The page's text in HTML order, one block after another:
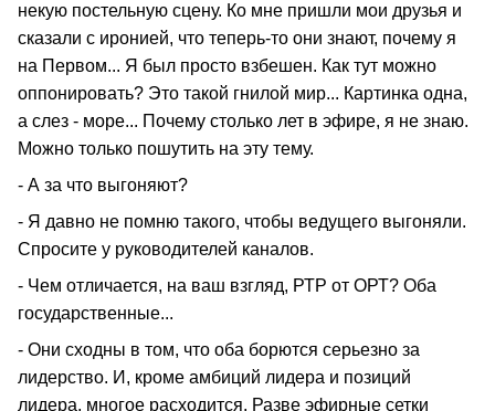
некую постельную сцену. Ко мне пришли мои друзья и
сказали с иронией, что теперь-то они знают, почему я
на Первом... Я был просто взбешен. Как тут можно
оппонировать? Это такой гнилой мир... Картинка одна,
а слез - море... Почему столько лет в эфире, я не знаю.
Можно только пошутить на эту тему.
- А за что выгоняют?
- Я давно не помню такого, чтобы ведущего выгоняли.
Спросите у руководителей каналов.
- Чем отличается, на ваш взгляд, РТР от ОРТ? Оба
государственные...
- Они сходны в том, что оба борются серьезно за
лидерство. И, кроме амбиций лидера и позиций
лидера, многое расходится. Разве эфирные сетки